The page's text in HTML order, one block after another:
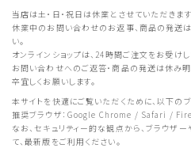
当店は土・日・祝日は休業とさせていただきます
休業中のお問い合わせのお返事、商品の発送
い。
オンラインショップは、24時間ご注文をお受けし
お問い合わせへのご返答・商品の発送は休み
卒宜しくお願いします。
本サイトを快適にご覧いただくために、以下の
推奨ブラウザ：Google Chrome / Safari /
なお、セキュリティー的な観点から、ブラウザ
て、最新版をご利用ください。